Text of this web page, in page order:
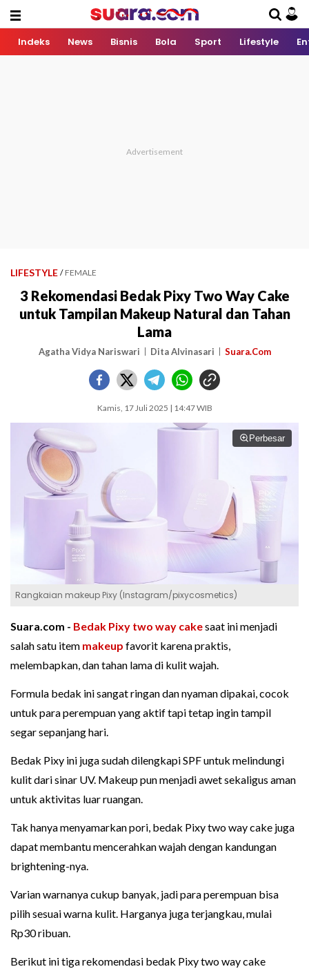
Indeks News Bisnis Bola Sport Lifestyle
LIFESTYLE / FEMALE
3 Rekomendasi Bedak Pixy Two Way Cake
untuk Tampilan Makeup Natural dan Tahan
Lama
Agatha Vidya Nariswari Dita Alvinasari Suara.Com
Kamis, 17 Juli 2025 | 14:47 WIB
Perbesar
Rangkaian makeup Pixy (Instagram/pixycosmetics)
Suara.com - Bedak Pixy two way cakesaat ini menjadi
salah satu item makeup favorit karena praktis,
melembapkan, dan tahan lama di kulit wajah.
Formula bedak ini sangat ringan dan nyaman dipakai, cocok
untuk para perempuan yang aktif tapi tetap ingin tampil
segar sepanjang hari.
Bedak Pixy ini juga sudah dilengkapi SPF untuk melindungi
kulit dari sinar UV. Makeup pun menjadi awet sekaligus aman
untuk aktivitas luar ruangan.
Tak hanya menyamarkan pori, bedak Pixy two way cake juga
dapat membantu mencerahkan wajah dengan kandungan
brightening-nya.
Varian warnanya cukup banyak, jadi para perempuan bisa
pilih sesuai warna kulit. Harganya juga terjangkau, mulai
Rp30 ribuan.
Berikut ini tiga rekomendasi bedak Pixy two way cake